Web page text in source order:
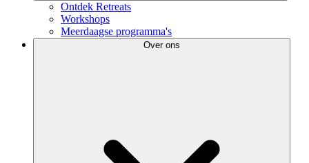
Ontdek Retreats
Workshops
Meerdaagse programma's
Over ons